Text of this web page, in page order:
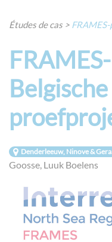
Études de cas >
Belgische
Denderleeuw, Ninove &
Goosse, Luuk Boelens